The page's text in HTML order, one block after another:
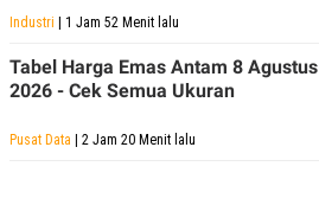
Industri | 1 Jam 52 Menit lalu
Tabel Harga Emas Antam 8 Agustus
2026 - Cek Semua Ukuran
Pusat Data | 2 Jam 20 Menit lalu